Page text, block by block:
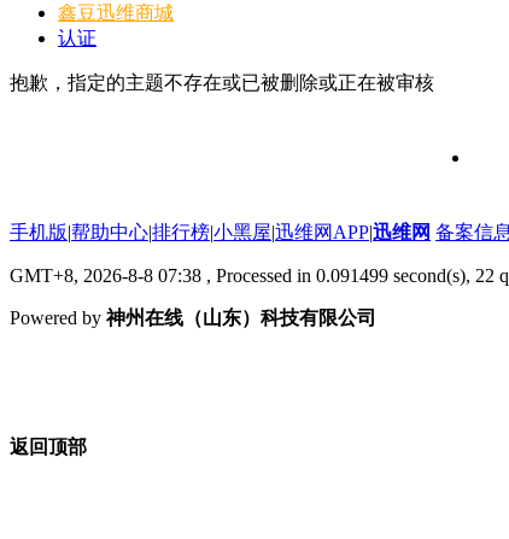
鑫豆迅维商城
认证
抱歉，指定的主题不存在或已被删除或正在被审核
手机版|帮助中心|排行榜|小黑屋|迅维网APP|迅维网 备案信
GMT+8, 2026-8-8 07:38 , Processed in 0.091499 second(s), 22
Powered by神州在线（山东）科技有限公司
返回顶部